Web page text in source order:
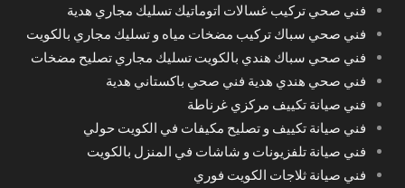
فني صحي تركيب غسالات اتوماتيك تسليك مجاري هدية
فني صحي سباك تركيب مضخات مياه و تسليك مجاري بالكويت
فني صحي سباك هندي بالكويت تسليك مجاري تصليح مضخات
فني صحي هندي هدية فني صحي باكستاني هدية
فني صيانة تكييف مركزي غرناطة
فني صيانة تكييف و تصليح مكيفات في الكويت حولي
فني صيانة تلفزيونات و شاشات في المنزل بالكويت
فني صيانة ثلاجات الكويت فوري